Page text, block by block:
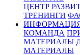
ЦЕНТР
ТРЕНИНГИ
КОМАНДА
МАТЕРИАЛЫ
МАТЕРИАЛЫ